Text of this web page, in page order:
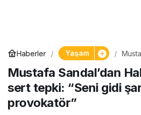
Haberler Yaşam
gidi
Mustafa Sandal’dan
sert tepki: “Seni gidi
provokatör”